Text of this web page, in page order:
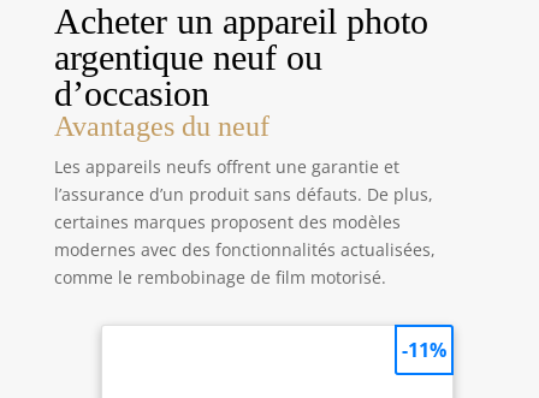
Acheter un appareil photo
argentique neuf ou
d’occasion
Avantages du neuf
Les appareils neufs offrent une garantie et
l’assurance d’un produit sans défauts. De plus,
certaines marques proposent des modèles
modernes avec des fonctionnalités actualisées,
comme le rembobinage de film motorisé.
-11%